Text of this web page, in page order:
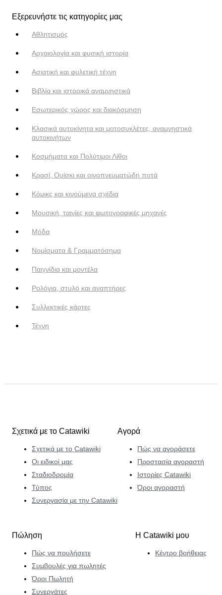
Εξερευνήστε τις κατηγορίες μας
Αθλητισμός
Αρχαιολογία και φυσική ιστορία
Ασιατική και φυλετική τέχνη
Βιβλία και ιστορικά αναμνηστικά
Εσωτερικός χώρος και διακόσμηση
Κλασικά αυτοκίνητα και μοτοσυκλέτες, αναμνηστικά
αυτοκινήτων
Κοσμήματα και Πολύτιμοι Λίθοι
Κρασί, Ουίσκι και οινοπνευματώδη ποτά
Κόμικς και κινούμενα σχέδια
Μουσική, ταινίες και φωτογραφικές μηχανές
Μόδα
Νομίσματα & Γραμματόσημα
Παιχνίδια και μοντέλα
Ρολόγια, στυλό και αναπτήρες
Συλλεκτικές κάρτες
Τέχνη
Σχετικά με το Catawiki
Σχετικά με το Catawiki
Οι ειδικοί μας
Σταδιοδρομία
Τύπος
Συνεργασία με την Catawiki
Αγορά
Πώς να αγοράσετε
Προστασία αγοραστή
Ιστορίες Catawiki
Όροι αγοραστή
Πώληση
Πώς να πουλήσετε
Συμβουλές για πωλητές
Όροι Πωλητή
Συνεργάτες
Η Catawiki μου
Κέντρο βοήθειας